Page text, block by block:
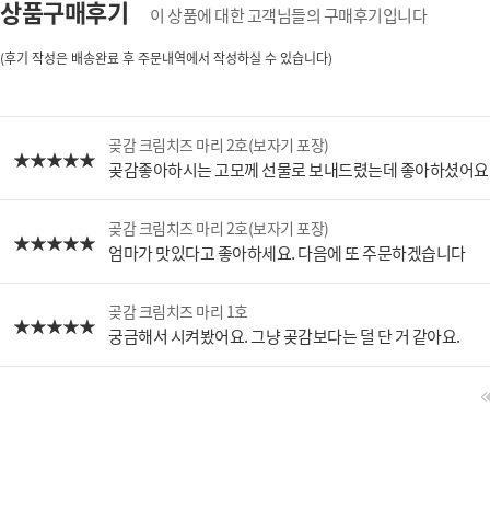
상품구매후기 이 상품에 대한 고객님들의 구매후기입니다
(후기 작성은 배송완료 후 주문내역에서 작성하실 수 있습니다)
곶감 크림치즈 마리 2호(보자기 포장)
곶감좋아하시는 고모께 선물로 보내드렸는데 좋아하셨어요
곶감 크림치즈 마리 2호(보자기 포장)
엄마가 맛있다고 좋아하세요. 다음에 또 주문하겠습니다
곶감 크림치즈 마리 1호
궁금해서 시켜봤어요. 그냥 곶감보다는 덜 단 거 같아요.